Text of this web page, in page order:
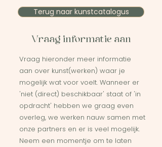
Terug naar kunstcatalogus
Vraag informatie aan
Vraag hieronder meer informatie
aan over kunst(werken) waar je
mogelijk wat voor voelt. Wanneer er
'niet (direct) beschikbaar' staat of 'in
opdracht' hebben we graag even
overleg, we werken nauw samen met
onze partners en er is veel mogelijk.
Neem een momentje om te laten